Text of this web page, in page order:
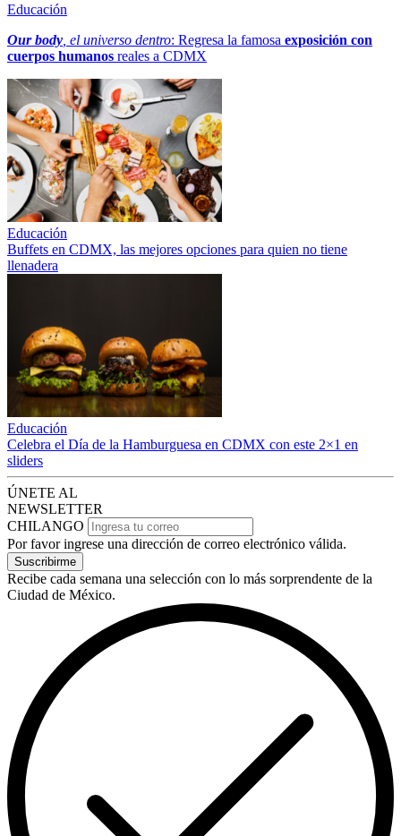
Educación
Our body , el universo dentro: Regresa la famosa exposición con
cuerpos humanos reales a CDMX
Educación
Buffets en CDMX, las mejores opciones para quien no tiene
llenadera
Educación
Celebra el Día de la Hamburguesa en CDMX con este 2×1 en
sliders
ÚNETE AL
NEWSLETTER
CHILANGO
Por favor ingrese una dirección de correo electrónico válida.
Suscribirme
Recibe cada semana una selección con lo más sorprendente de la
Ciudad de México.